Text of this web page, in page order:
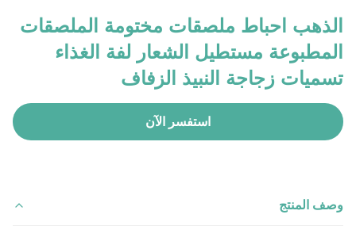
الذهب احباط ملصقات مختومة الملصقات
المطبوعة مستطيل الشعار لفة الغذاء
تسميات زجاجة النبيذ الزفاف
استفسر الآن
وصف المنتج